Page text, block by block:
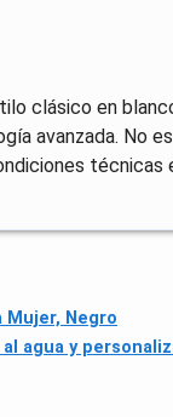
clásico en
avanzada. No
técnicas
Mujer, Negro
agua y